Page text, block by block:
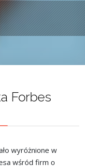
Forbes
wyróżnione w
wśród firm o